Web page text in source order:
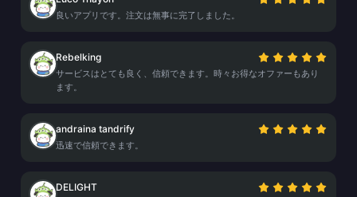
良いアプリです。注文は無事に完了しました。
Rebelking
サービスはとても良く、信頼できます。時々お得なオファーもあり
ます。
andraina tandrify
迅速で信頼できます。
DELIGHT